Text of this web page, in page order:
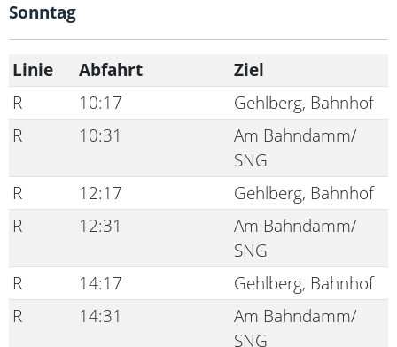
Sonntag
Linie Abfahrt
Ziel
R
10:17
Gehlberg, Bahnhof
R
10:31
Am Bahndamm/
SNG
R
12:17
Gehlberg, Bahnhof
R
12:31
Am Bahndamm/
SNG
R
14:17
Gehlberg, Bahnhof
R
14:31
Am Bahndamm/
SNG